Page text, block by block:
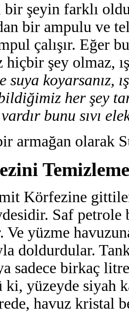
şeyin farklı
bir ampulu ve
çalışır. Eğer
şey olmaz,
suya koyarsanız,
her şey
bunu sıvı
armağan olarak
Körfezine
Saf petrole
Ve yüzme
doldurdular.
sadece birkaç
yüzeyde siyah
havuz kristal